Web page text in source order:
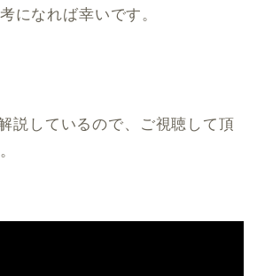
になれば幸いです。
説しているので、ご視聴して頂